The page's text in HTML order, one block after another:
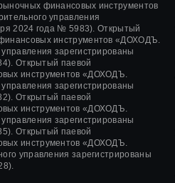
финансовых инструментов
управления
2024 года № 5983). Открытый
инструментов «ДОХОДЪ.
зарегистрированы
Открытый паевой
инструментов «ДОХОДЪ.
зарегистрированы
Открытый паевой
инструментов «ДОХОДЪ.
зарегистрированы
Открытый паевой
инструментов «ДОХОДЪ.
управления зарегистрированы